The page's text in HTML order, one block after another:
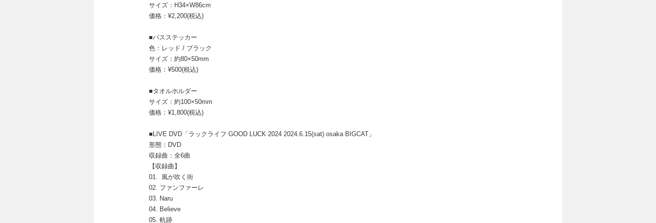
サイズ：H34×W86cm
価格：¥2,200(税込)
■パスステッカー
色：レッド / ブラック
サイズ：約80×50mm
価格：¥500(税込)
■タオルホルダー
サイズ：約100×50mm
価格：¥1,800(税込)
■LIVE DVD「ラックライフ GOOD LUCK 2024 2024.6.15(sat) osaka BIGCAT」
形態：DVD
収録曲：全6曲
【収録曲】
01. 風が吹く街
02. ファンファーレ
03. Naru
04. Believe
05. 軌跡